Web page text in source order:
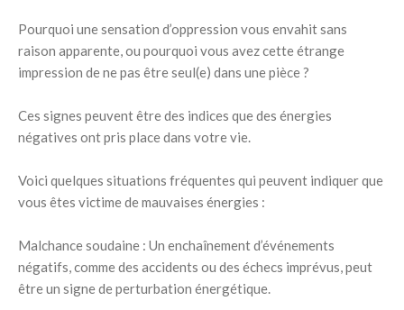
Pourquoi une sensation d’oppression vous envahit sans
raison apparente, ou pourquoi vous avez cette étrange
impression de ne pas être seul(e) dans une pièce ?
Ces signes peuvent être des indices que des énergies
négatives ont pris place dans votre vie.
Voici quelques situations fréquentes qui peuvent indiquer que
vous êtes victime de mauvaises énergies :
Malchance soudaine : Un enchaînement d’événements
négatifs, comme des accidents ou des échecs imprévus, peut
être un signe de perturbation énergétique.